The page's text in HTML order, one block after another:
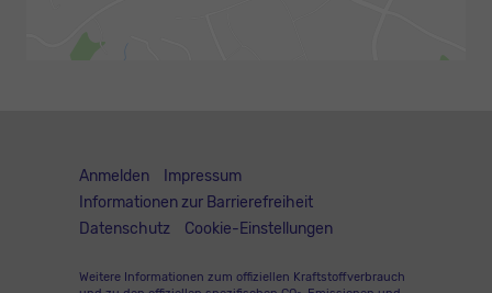
Anmelden
Impressum
Informationen zur Barrierefreiheit
Datenschutz
Cookie-Einstellungen
Weitere Informationen zum offiziellen Kraftstoffverbrauch